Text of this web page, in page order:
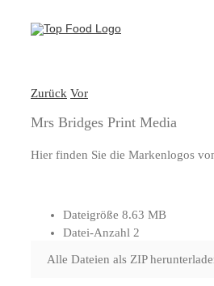
Inhalt
Zurück Vor
Mrs Bridges Print Media
Hier finden Sie die Markenlogos
Dateigröße 8.63 MB
Datei-Anzahl 2
Alle Dateien als ZIP